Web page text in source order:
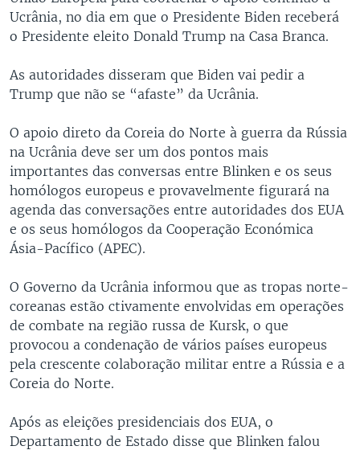
Ucrânia, no dia em que o Presidente Biden receberá
o Presidente eleito Donald Trump na Casa Branca.
As autoridades disseram que Biden vai pedir a
Trump que não se “afaste” da Ucrânia.
O apoio direto da Coreia do Norte à guerra da Rússia
na Ucrânia deve ser um dos pontos mais
importantes das conversas entre Blinken e os seus
homólogos europeus e provavelmente figurará na
agenda das conversações entre autoridades dos EUA
e os seus homólogos da Cooperação Económica
Ásia-Pacífico (APEC).
O Governo da Ucrânia informou que as tropas norte-
coreanas estão ctivamente envolvidas em operações
de combate na região russa de Kursk, o que
provocou a condenação de vários países europeus
pela crescente colaboração militar entre a Rússia e a
Coreia do Norte.
Após as eleições presidenciais dos EUA, o
Departamento de Estado disse que Blinken falou